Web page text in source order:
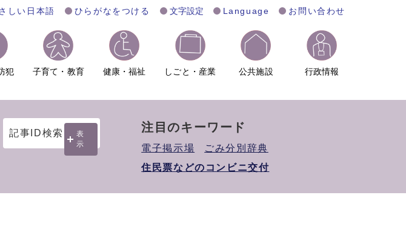
しい日本語 ひらがなをつける 文字設定 Language お問い合わせ
犯 子育て・教育 健康・福祉 しごと・産業 公共施設 行政情報
記事ID検索
表
示
注目のキーワード
電子掲示場
ごみ分別辞典
住民票などのコンビニ交付